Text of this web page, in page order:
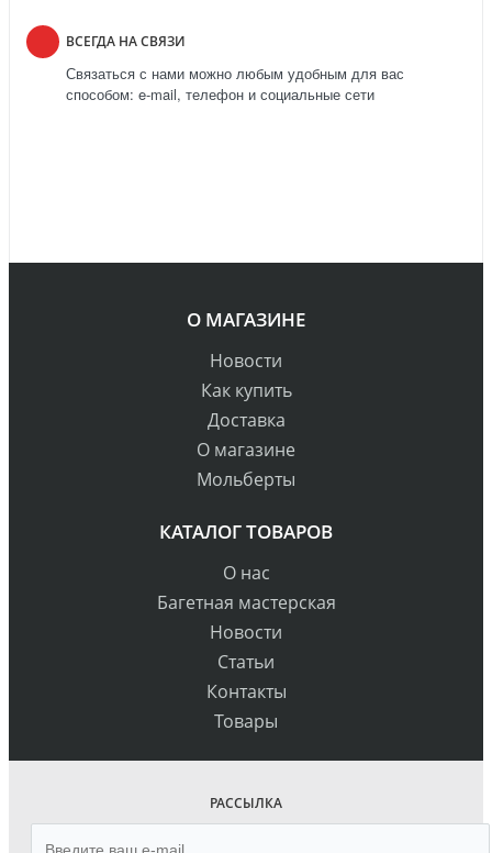
ВСЕГДА НА СВЯЗИ
Связаться с нами можно любым удобным для вас
способом: e-mail, телефон и социальные сети
О МАГАЗИНЕ
Новости
Как купить
Доставка
О магазине
Мольберты
КАТАЛОГ ТОВАРОВ
О нас
Багетная мастерская
Новости
Статьи
Контакты
Товары
РАССЫЛКА